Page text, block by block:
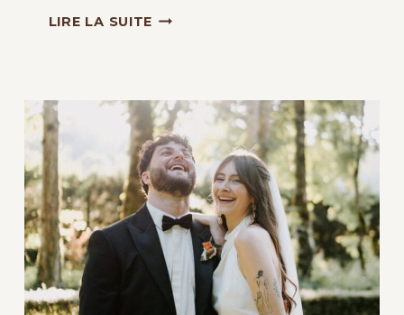
LIRE LA SUITE MARIAGE
DE
PUPETIÈRE
:
LUMIÈRE
ET
ÉMOTION